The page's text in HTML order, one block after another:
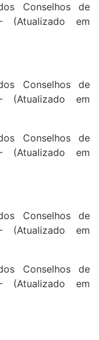
Conselhos de
(Atualizado em
Conselhos de
(Atualizado em
Conselhos de
(Atualizado em
Conselhos de
(Atualizado em
Conselhos de
(Atualizado em